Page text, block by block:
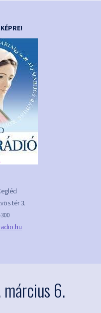
tér 3.
március 6.